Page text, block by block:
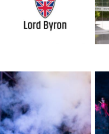
_dsc5366-mejorado-
sr.jpg